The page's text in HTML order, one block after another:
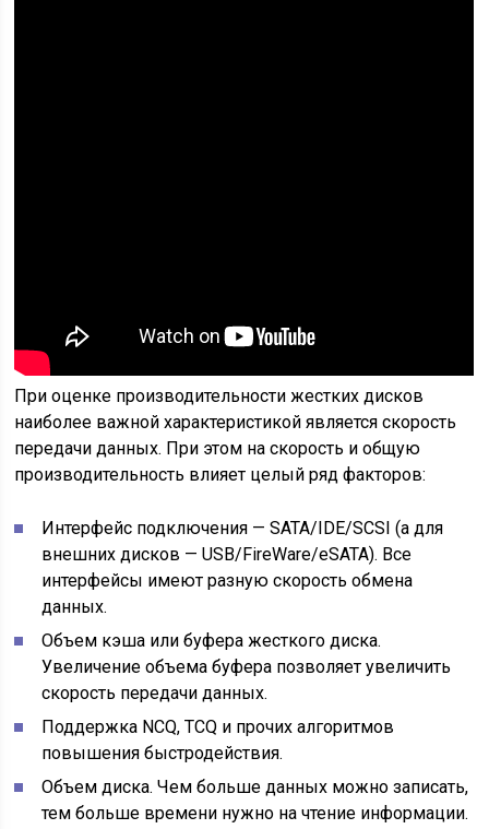
При оценке производительности жестких дисков
наиболее важной характеристикой является скорость
передачи данных. При этом на скорость и общую
производительность влияет целый ряд факторов:
Интерфейс подключения — SATA/IDE/SCSI (а для
внешних дисков — USB/FireWare/eSATA). Все
интерфейсы имеют разную скорость обмена
данных.
Объем кэша или буфера жесткого диска.
Увеличение объема буфера позволяет увеличить
скорость передачи данных.
Поддержка NCQ, TCQ и прочих алгоритмов
повышения быстродействия.
Объем диска. Чем больше данных можно записать,
тем больше времени нужно на чтение информации.